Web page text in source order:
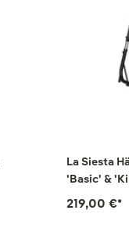
La Siesta
'Basic' &
219,00 €*